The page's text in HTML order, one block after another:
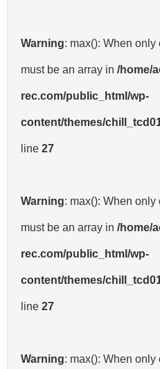
Warning: max(): When
must be an array in /home/
rec.com/public_html/wp-
content/themes/
line 27
Warning: max(): When
must be an array in /home/
rec.com/public_html/wp-
content/themes/
line 27
Warning: max(): When